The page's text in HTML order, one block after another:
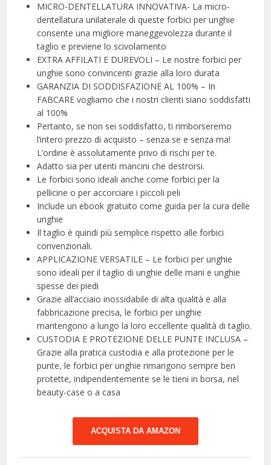
MICRO-DENTELLATURA INNOVATIVA- La micro-
dentellatura unilaterale di queste forbici per unghie
consente una migliore maneggevolezza durante il
taglio e previene lo scivolamento
EXTRA AFFILATI E DUREVOLI – Le nostre forbici per
unghie sono convincenti grazie alla loro durata
GARANZIA DI SODDISFAZIONE AL 100% – In
FABCARE vogliamo che i nostri clienti siano soddisfatti
al 100%
Pertanto, se non sei soddisfatto, ti rimborseremo
l’intero prezzo di acquisto – senza se e senza ma!
L’ordine è assolutamente privo di rischi per te.
Adatto sia per utenti mancini che destrorsi.
Le forbici sono ideali anche come forbici per la
pellicine o per accorciare i piccoli peli
Include un ebook gratuito come guida per la cura delle
unghie
Il taglio è quindi più semplice rispetto alle forbici
convenzionali.
APPLICAZIONE VERSATILE – Le forbici per unghie
sono ideali per il taglio di unghie delle mani e unghie
spesse dei piedi
Grazie all’acciaio inossidabile di alta qualità e alla
fabbricazione precisa, le forbici per unghie
mantengono a lungo la loro eccellente qualità di taglio.
CUSTODIA E PROTEZIONE DELLE PUNTE INCLUSA –
Grazie alla pratica custodia e alla protezione per le
punte, le forbici per unghie rimangono sempre ben
protette, indipendentemente se le tieni in borsa, nel
beauty-case o a casa
ACQUISTA DA AMAZON